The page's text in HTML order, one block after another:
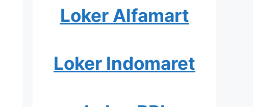
Loker Alfamart
Loker Indomaret